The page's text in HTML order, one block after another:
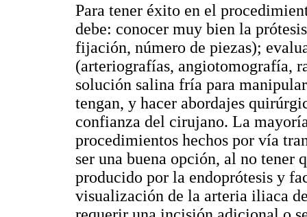
Para tener éxito en el
debe: conocer muy bien la
fijación, número de piezas);
(arteriografías, angiotomografía,
solución salina fría para
tengan, y hacer abordajes
confianza del cirujano. La
procedimientos hechos por vía
ser una buena opción, al no
producido por la endoprótesis y
visualización de la arteria iliaca